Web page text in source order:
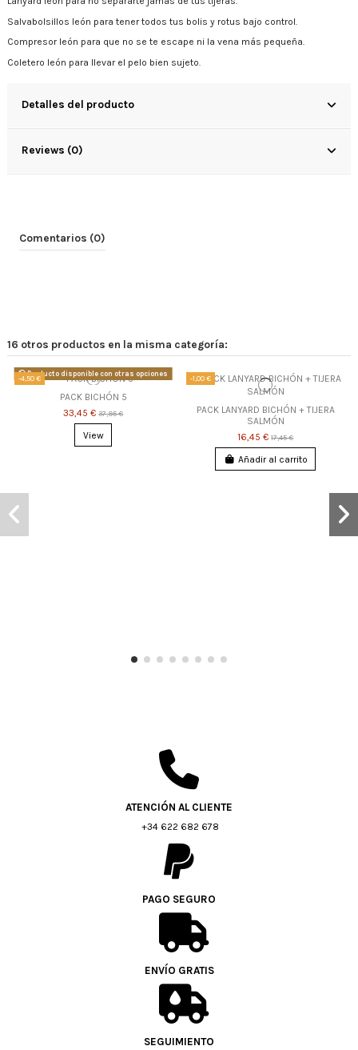
Salvabolsillos león para tener todos tus bolis y rotus bajo control.
Compresor león para que no se te escape ni la vena más pequeña.
Coletero león para llevar el pelo bien sujeto.
Detalles del producto
Reviews (0)
Comentarios (0)
16 otros productos en la misma categoría:
-4,50 €
Producto disponible con otras opciones
PACK BICHÓN 5
33,45 €37,95 €
View
-1,00 €
PACK LANYARD BICHÓN + TIJERA
SALMÓN
16,45 €17,45 €
Añadir al carrito
ATENCIÓN AL CLIENTE
+34 622 682 678
PAGO SEGURO
ENVÍO GRATIS
SEGUIMIENTO